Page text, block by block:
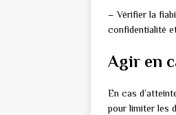
– Vérifier la
confidentialité
Agir en
En cas
pour limiter les